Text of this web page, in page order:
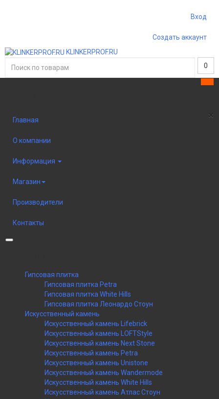
Вход
Создать аккаунт
KLINKERPROF.RU
0
×
Главная
О компании
Информация
Магазин
Производители
Контакты
Гипсовая плитка
Гипсовая плитка Petra
Гипсовая плитка White Hills
Гипсовая плитка Леонардо Стоун
Искусственный камень
Искусственный камень Lifebrick
Искусственный камень LOFTStyle
Искусственный камень Next Stone
Искусственный камень Petra
Искусственный камень Unistone
Искусственный камень Wandermode
Искусственный камень White Hills
Искусственный камень Атлас Стоун